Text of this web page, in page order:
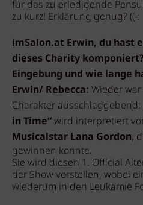
für das zu erledigende
zu kurz! Erklärung genug? ((-:
imSalon.at Erwin, du hast
dieses Charity
Eingebung und wie lange
Erwin/ Rebecca: Wieder
Charakter ausschlaggebend:
in Time“wird interpretiert
Musicalstar Lana Gordon,
gewinnen konnte.
Sie wird diesen 1. Official
der Show vorstellen, wobei
wiederum in den Leukämie